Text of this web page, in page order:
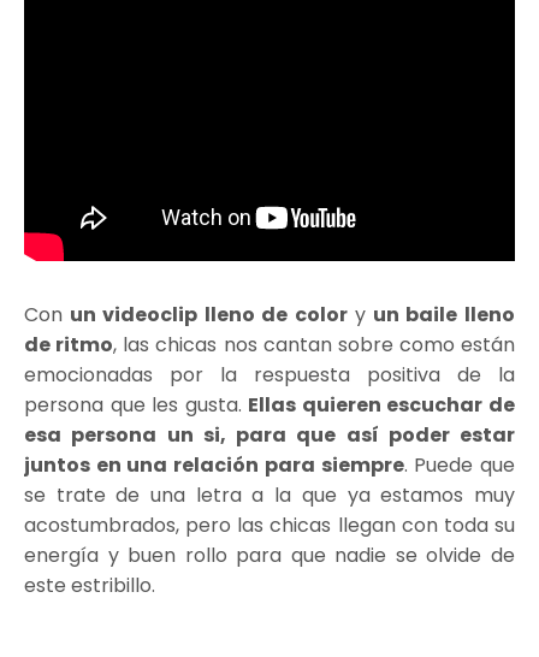
Con un videoclip lleno de colory un baile lleno
de ritmo, las chicas nos cantan sobre como están
emocionadas por la respuesta positiva de la
persona que les gusta. Ellas quieren escuchar de
esa persona un si, para que así poder estar
juntos en una relación para siempre. Puede que
se trate de una letra a la que ya estamos muy
acostumbrados, pero las chicas llegan con toda su
energía y buen rollo para que nadie se olvide de
este estribillo.